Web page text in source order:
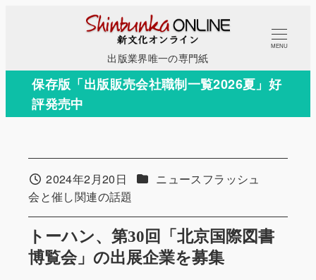
コ
テ
出版業界唯一の専門紙
MENU
保存版「出版販売会社職制一覧2026夏」好
評発売中
トーハン、第30回「北京国際図書
博覧会」の出展企業を募集
投稿日2024年2月20日 カテゴリー
ニュースフラッシュ
カテゴリー
会と催し関連の話題